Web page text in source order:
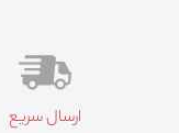
ارسال سریع